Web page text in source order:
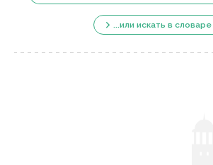
...или искать в словаре